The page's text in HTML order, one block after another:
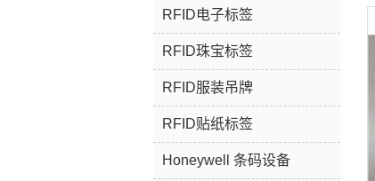
RFID电子标签
RFID珠宝标签
RFID服装吊牌
RFID贴纸标签
Honeywell 条码设备